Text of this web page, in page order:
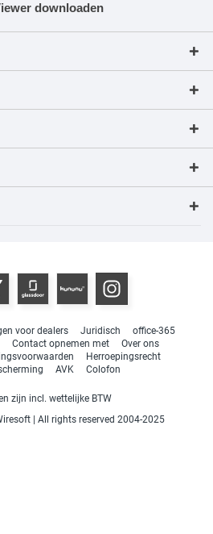
downloaden
voor dealers Juridisch
office-365
Contact opnemen met
Over ons
Herroepingsrecht
AVK Colofon
zijn incl. wettelijke BTW
| All rights reserved 2004-2025